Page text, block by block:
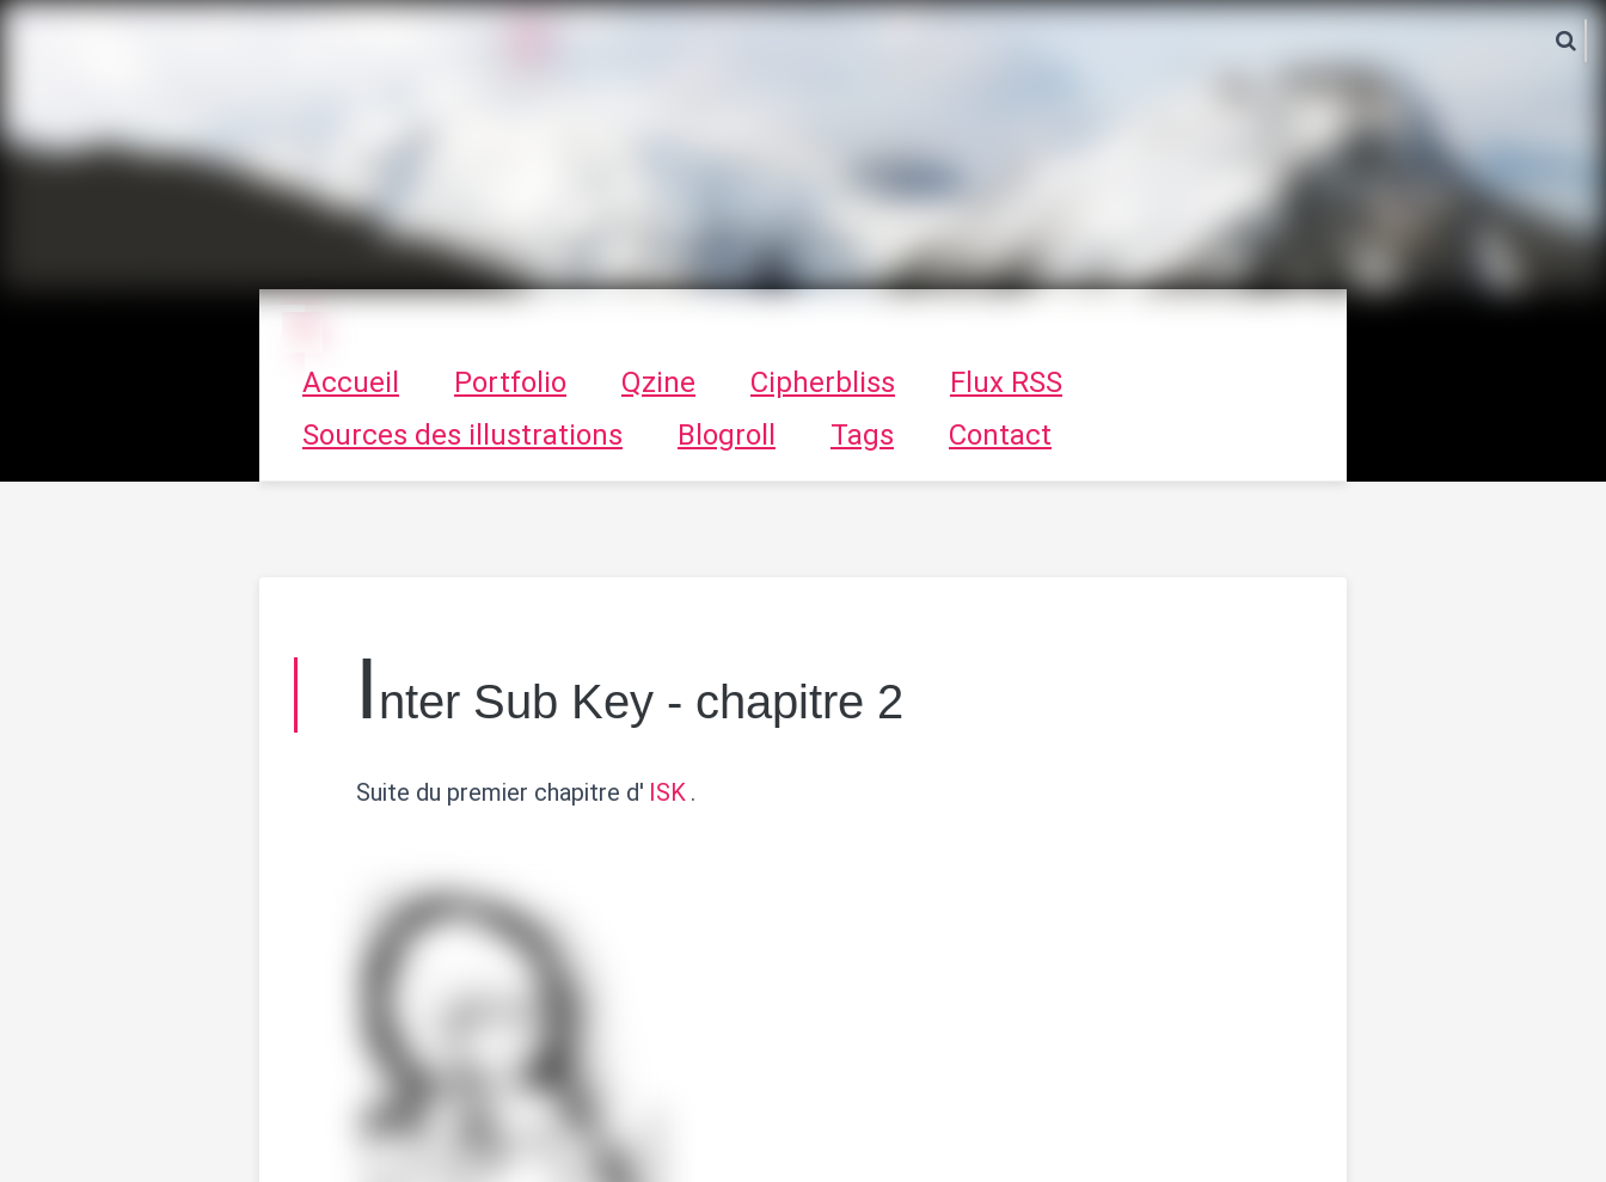
Tykayn Blog
Le vortex à chats - Illustrations, trucs en tout genre par Tykayn
Accueil Portfolio Qzine Cipherbliss
Flux RSS
Sources des illustrations
Blogroll Tags Contact
Inter Sub Key - chapitre 2
Suite du premier chapitre d' ISK .